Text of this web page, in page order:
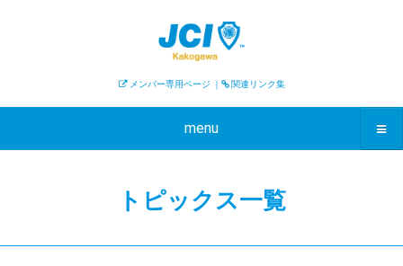
メンバー専用ページ ｜ 関連リンク集
menu
トピックス一覧